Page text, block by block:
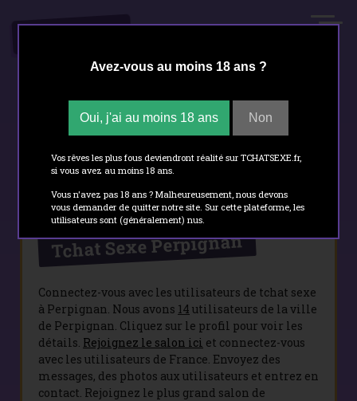
Tchat Sexe Perpignan
Connectez-vous avec les utilisateurs de tchat sexe
à Perpignan. Nous avons 14 utilisateurs de la ville
de Perpignan. Cliquez sur le profil pour voir les
détails. Rejoignez le salon ici et connectez-vous
avec les utilisateurs de France. Envoyez des
messages, des photos aux utilisateurs et entrez en
contact. Rejoignez le plus grand salon de
Avez-vous au moins 18 ans ?
Oui, j'ai au moins 18 ans Non
Vos rêves les plus fous deviendront réalité sur TCHATSEXE.fr,
si vous avez au moins 18 ans.
Vous n'avez pas 18 ans ? Malheureusement, nous devons
vous demander de quitter notre site. Sur cette plateforme, les
utilisateurs sont (généralement) nus.